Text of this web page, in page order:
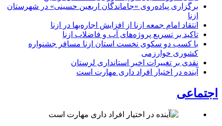
برگزاری پیاده‌روی «جاماندگان اربعین حسینی» در شهرستان
ازنا
انتقاد امام جمعه ازنا از افزایش اجاره‌بها در ازنا
تاکید بر تسریع پروژه‌های آب و فاضلاب ازنا
با کسب دو سکوی نخست استان ازنا مسافر جشنواره
کشوری خوارزمی
نقدی بر تغییرات اخیر استانداری لرستان
آینده در اختیار افراد داری مهارت است
اجتماعی